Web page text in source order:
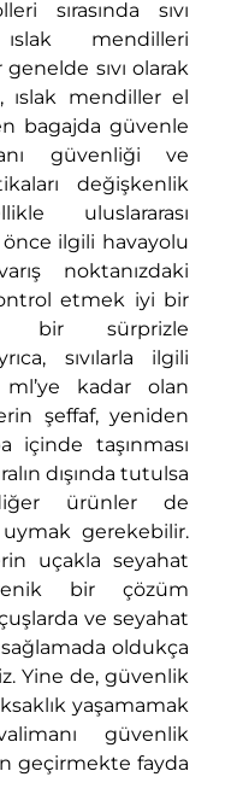
sırasında sıvı
ıslak mendilleri
sıvı olarak
mendiller el
bagajda güvenle
güvenliği ve
değişkenlik
uluslararası
ilgili havayolu
noktanızdaki
etmek iyi bir
bir sürprizle
sıvılarla ilgili
ml’ye kadar olan
şeffaf, yeniden
içinde taşınması
dışında tutulsa
ürünler de
uymak gerekebilir.
uçakla seyahat
bir çözüm
ve seyahat
sağlamada oldukça
Yine de, güvenlik
yaşamamak
güvenlik
geçirmekte fayda